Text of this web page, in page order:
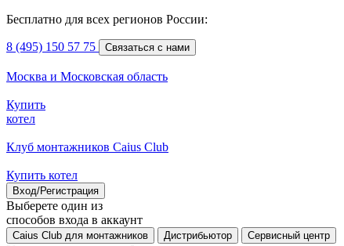
Бесплатно для всех регионов России:
8 (495) 150 57 75 Связаться с нами
Москва и Московская область
Купить
котел
Клуб монтажников Caius Club
Купить котел
Вход/Регистрация
Выберете один из
способов входа в аккаунт
Caius Club для монтажников Дистрибьютор Сервисный центр